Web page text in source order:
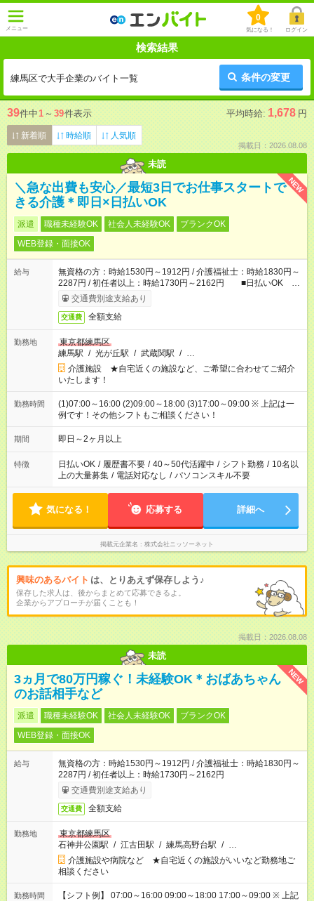
メニュー
0
気になる！ ログイン
検索結果
練馬区で大手企業のバイト一覧 条件の変更
39件中1 ～ 39件表示 平均時給: 1,678 円
新着順 時給順 人気順
掲載日：2026.08.08
未読
NEW
＼急な出費も安心／最短3日でお仕事スタートで
きる介護＊即日×日払いOK
派遣 職種未経験OK 社会人未経験OK
ブランクOK
WEB登録・面接OK
給与
無資格の方：時給1530円～1912円 / 介護福祉士：時給1830円～
2287円 / 初任者以上：時給1730円～2162円 ■日払いOK ■
日収例：1万2240円（時給1530円×8h）
交通費別途支給あり
交通費 全額支給
勤務地
東京都練馬区
練馬駅 / 光が丘駅 / 武蔵関駅 / …
介護施設 ★自宅近くの施設など、ご希望に合わせてご紹介
いたします！
勤務時間
(1)07:00～16:00 (2)09:00～18:00 (3)17:00～09:00 ※ 上記は一
例です！その他シフトもご相談ください！
期間 即日～2ヶ月以上
特徴 日払いOK / 履歴書不要 / 40～50代活躍中 / シフト勤務 / 10名以
上の大量募集 / 電話対応なし / パソコンスキル不要
気になる！ 応募する 詳細へ
掲載元企業名 株式会社ニッソーネット
興味のあるバイト は、とりあえず保存しよう♪
保存した求人は、後からまとめて応募できるよ。
企業からアプローチが届くことも！
掲載日：2026.08.08
未読
NEW
3ヵ月で80万円稼ぐ！未経験OK＊おばあちゃん
のお話相手など
派遣 職種未経験OK 社会人未経験OK
ブランクOK
WEB登録・面接OK
給与
無資格の方：時給1530円～1912円 / 介護福祉士：時給1830円～
2287円 / 初任者以上：時給1730円～2162円
交通費別途支給あり
交通費 全額支給
勤務地
東京都練馬区
石神井公園駅 / 江古田駅 / 練馬高野台駅 / …
介護施設や病院など ★自宅近くの施設がいいなど勤務地ご
相談ください
勤務時間
【シフト例】 07:00～16:00 09:00～18:00 17:00～09:00 ※ 上記